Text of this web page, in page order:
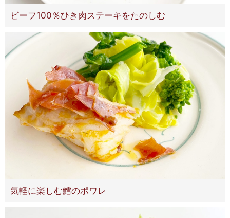
ビーフ100％ひき肉ステーキをたのしむ
気軽に楽しむ鱈のポワレ